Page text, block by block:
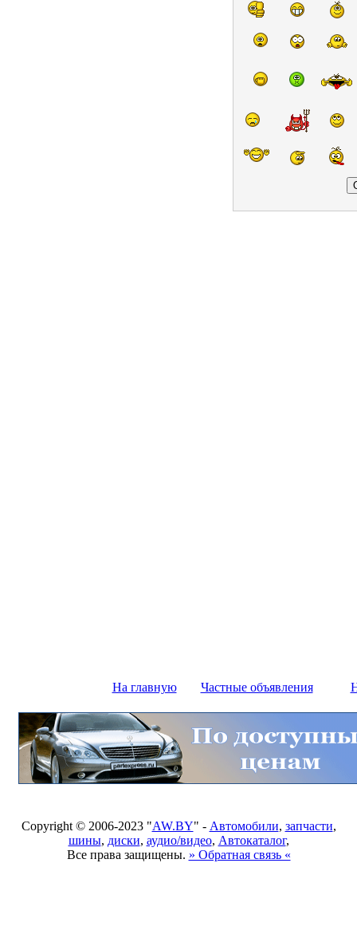
На главную Частные объявления
Copyright © 2006-2023 "AW.BY" - Автомобили, запчасти,
шины, диски, аудио/видео, Автокаталог,
Все права защищены. » Обратная связь «